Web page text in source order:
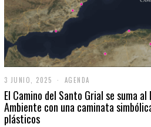
3 JUNIO, 2025
J
U
N
AGENDA
El Camino del Santo Grial se suma
Ambiente con una caminata
plásticos